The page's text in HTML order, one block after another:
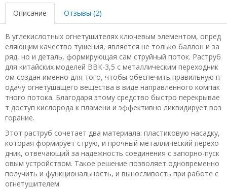
Описание Отзывы (2)
В углекислотных огнетушителях ключевым элементом, опред
еляющим качество тушения, является не только баллон и за
ряд, но и деталь, формирующая сам струйный поток. Раструб
для китайских моделей ВВК-3,5 с металлическим переходник
ом создан именно для того, чтобы обеспечить правильную п
одачу огнетушащего вещества в виде направленного компак
тного потока. Благодаря этому средство быстро перекрывае
т доступ кислорода к пламени и эффективно ликвидирует воз
горание.
Этот раструб сочетает два материала: пластиковую насадку,
которая формирует струю, и прочный металлический перехо
дник, отвечающий за надежность соединения с запорно-пуск
овым устройством. Такое решение позволяет одновременно
получить и функциональность, и выносливость при работе с
огнетушителем.